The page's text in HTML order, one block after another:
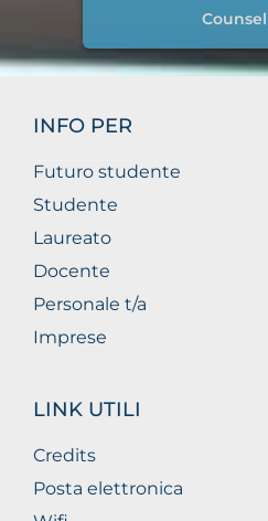
INFO PER
Futuro studente
Studente
Laureato
Docente
Personale t/a
Imprese
LINK UTILI
Credits
Posta elettronica